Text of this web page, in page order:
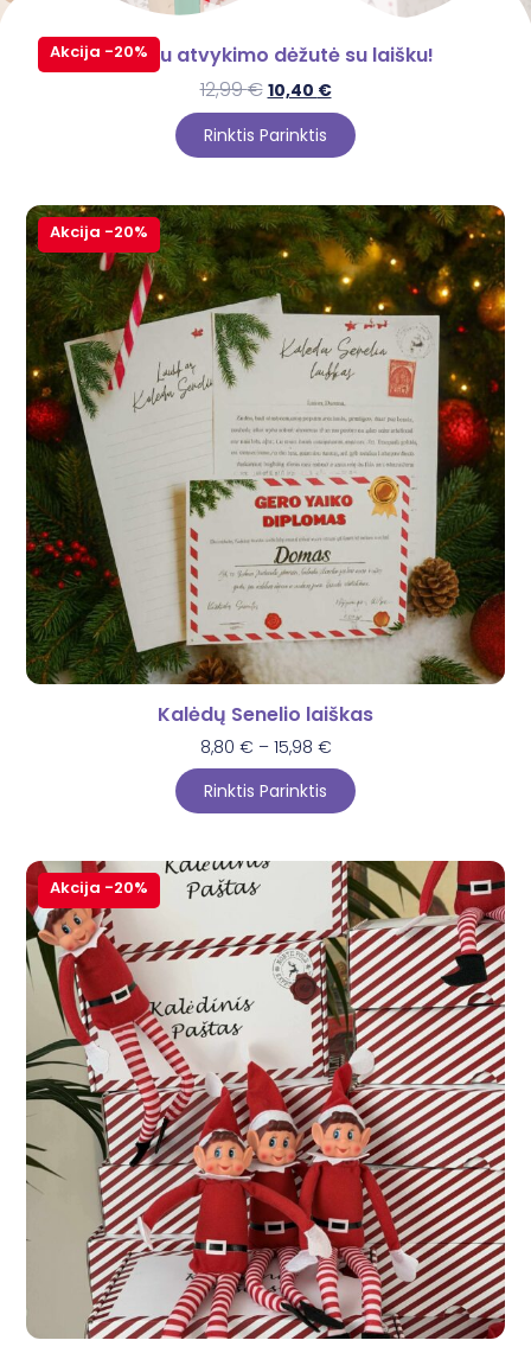
Akcija -20%Elfas su atvykimo dėžutė su laišku!
12,99€ 10,40 €
Rinktis Parinktis
Akcija -20%
Kalėdų Senelio laiškas
8,80 € – 15,98 €
Rinktis Parinktis
Akcija -20%